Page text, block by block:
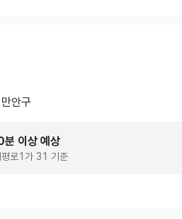
안구
이상 예상
평로1가 31 기준